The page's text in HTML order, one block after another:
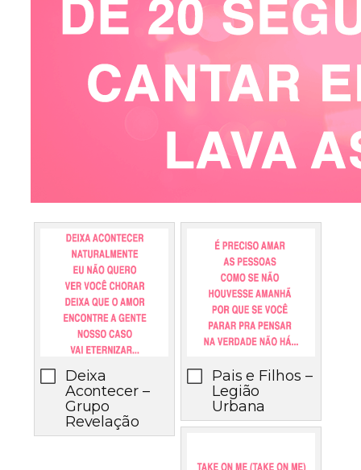
Deixa
Acontecer –
Grupo
Revelação
Pais e Filhos –
Legião
Urbana